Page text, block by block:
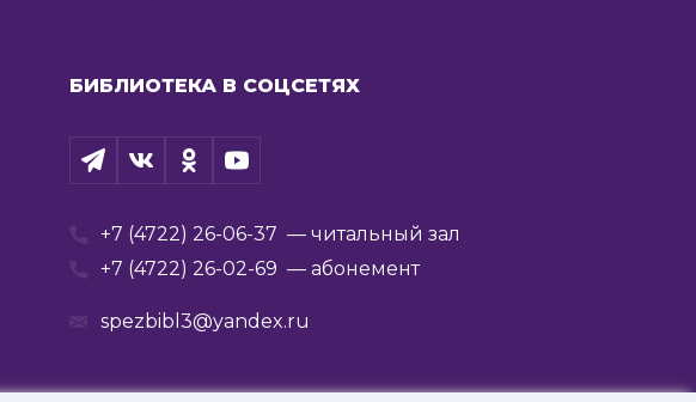
БИБЛИОТЕКА В СОЦСЕТЯХ
+7 (4722) 26-06-37 — читальный зал
+7 (4722) 26-02-69 — абонемент
spezbibl3@yandex.ru